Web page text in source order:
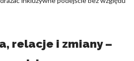
relacje i zmiany –